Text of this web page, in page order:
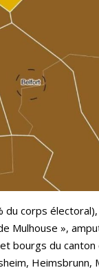
du corps
Mulhouse »,
bourgs du
Heimsbrunn,